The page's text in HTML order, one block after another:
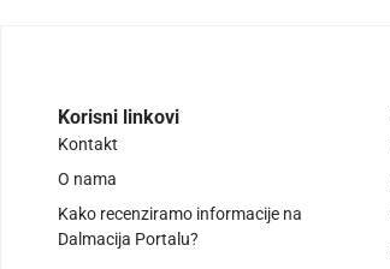
Korisni linkovi
Kontakt
O nama
Kako recenziramo informacije na
Dalmacija Portalu?